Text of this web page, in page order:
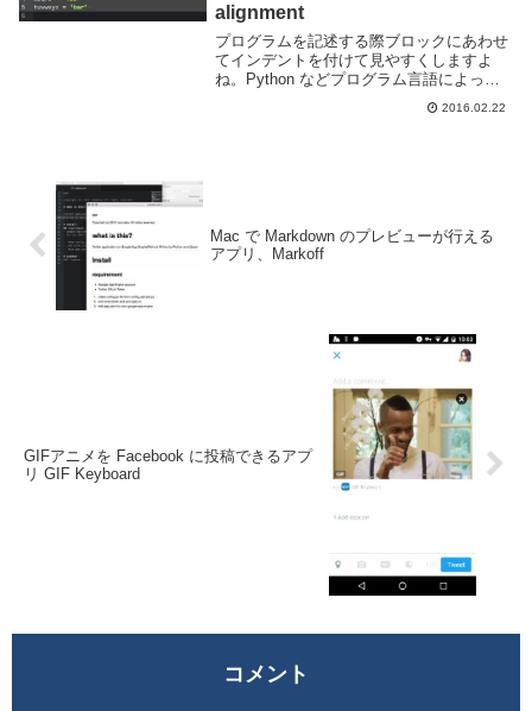
alignment
プログラムを記述する際ブロックにあわせ
てインデントを付けて見やすくしますよ
ね。Python などプログラム言語によって
はそのスタイルを強要するようなものもあ
ります。多くのエディタは自動で整形した
2016.02.22
Mac で Markdown のプレビューが行える
アプリ、Markoff
GIFアニメを Facebook に投稿できるアプ
リ GIF Keyboard
コメント